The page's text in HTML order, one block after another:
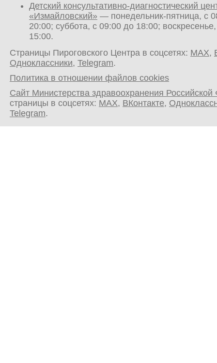
Детский консультативно-диагностический
«Измайловский» — понедельник-пятница, с
20:00; суббота, с 09:00 до 18:00;
15:00.
Страницы Пироговского Центра в соцсетях: MAX,
Одноклассники, Telegram.
Политика в отношении файлов cookies
Сайт Министерства здравоохранения
страницы в соцсетях: MAX, ВКонтакте,
Telegram.